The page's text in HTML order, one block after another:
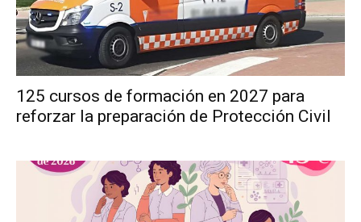
125 cursos de formación en 2027 para
reforzar la preparación de Protección Civil